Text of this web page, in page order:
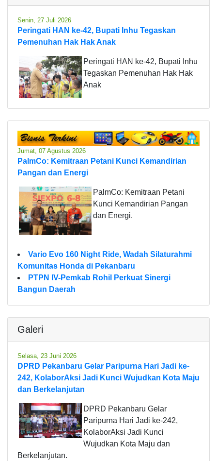
Senin, 27 Juli 2026
Peringati HAN ke-42, Bupati Inhu Tegaskan
Pemenuhan Hak Hak Anak
Peringati HAN ke-42, Bupati Inhu
Tegaskan Pemenuhan Hak Hak
Anak
Jumat, 07 Agustus 2026
PalmCo: Kemitraan Petani Kunci Kemandirian
Pangan dan Energi
PalmCo: Kemitraan Petani
Kunci Kemandirian Pangan
dan Energi.
Vario Evo 160 Night Ride, Wadah Silaturahmi
Komunitas Honda di Pekanbaru
PTPN IV-Pemkab Rohil Perkuat Sinergi
Bangun Daerah
Galeri
Selasa, 23 Juni 2026
DPRD Pekanbaru Gelar Paripurna Hari Jadi ke-
242, KolaborAksi Jadi Kunci Wujudkan Kota Maju
dan Berkelanjutan
DPRD Pekanbaru Gelar
Paripurna Hari Jadi ke-242,
KolaborAksi Jadi Kunci
Wujudkan Kota Maju dan
Berkelanjutan.